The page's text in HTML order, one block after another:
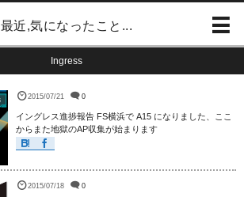
最近,気になったこと...
Ingress
2015/07/21 0
イングレス進捗報告 FS横浜で A15 になりました、ここ
からまた地獄のAP収集が始まります
2015/07/18 0